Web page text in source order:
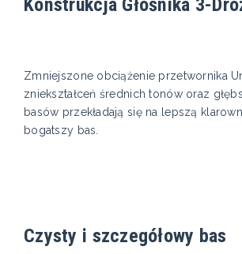
Zmniejszone obciążenie przetwornika
zniekształceń średnich tonów oraz
basów przekładają się na lepszą
bogatszy bas.
Czysty i szczegółowy bas